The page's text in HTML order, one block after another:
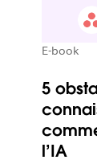
E-book
5
l’IA